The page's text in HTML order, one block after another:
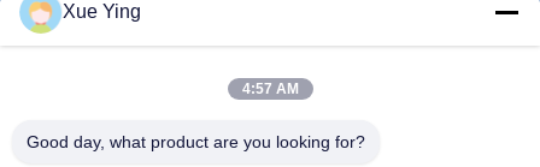
sxcd-gyl@163.com
Xue Ying
4:57 AM
Good day, what product are you looking for?